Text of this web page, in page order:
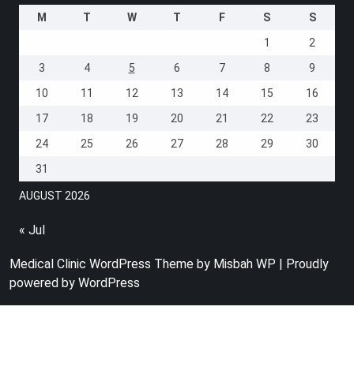
AUGUST 2026
M T W T F S
S
1
2
3
4 5 6 7 8
9
10
11 12 13 14 15
16
17
18 19 20 21 22
23
24
25 26 27 28 29
30
31
« Jul
Medical Clinic WordPress Theme by Misbah WP | Proudly
powered by WordPress